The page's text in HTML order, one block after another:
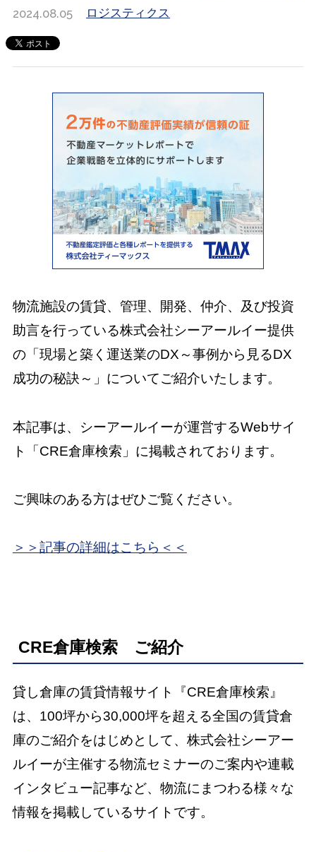
2024.08.05 ロジスティクス
物流施設の賃貸、管理、開発、仲介、及び投資
助言を行っている株式会社シーアールイー提供
の「現場と築く運送業のDX～事例から見るDX
成功の秘訣～」についてご紹介いたします。
本記事は、シーアールイーが運営するWebサイ
ト「CRE倉庫検索」に掲載されております。
ご興味のある方はぜひご覧ください。
＞＞記事の詳細はこちら＜＜
CRE倉庫検索 ご紹介
貸し倉庫の賃貸情報サイト『CRE倉庫検索』
は、100坪から30,000坪を超える全国の賃貸倉
庫のご紹介をはじめとして、株式会社シーアー
ルイーが主催する物流セミナーのご案内や連載
インタビュー記事など、物流にまつわる様々な
情報を掲載しているサイトです。